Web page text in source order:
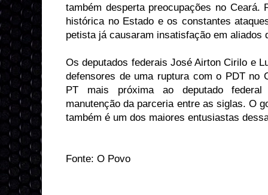
também desperta preocupações no Ceará.
histórica no Estado e os constantes
petista já causaram insatisfação em
Os deputados federais José Airton Cirilo e
defensores de uma ruptura com o PDT no
PT mais próxima ao deputado
manutenção da parceria entre as siglas. O
também é um dos maiores entusiastas
Fonte: O Povo